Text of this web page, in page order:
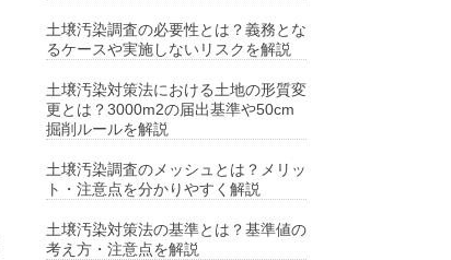
土壌汚染調査の必要性とは？義務とな
るケースや実施しないリスクを解説
土壌汚染対策法における土地の形質変
更とは？3000m2の届出基準や50cm
掘削ルールを解説
土壌汚染調査のメッシュとは？メリッ
ト・注意点を分かりやすく解説
土壌汚染対策法の基準とは？基準値の
考え方・注意点を解説